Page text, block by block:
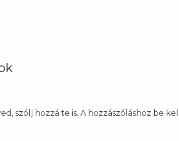
szólj hozzá te is. A hozzászóláshoz be kell